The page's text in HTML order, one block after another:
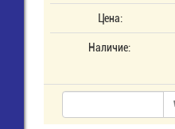
Цена:
Наличие: